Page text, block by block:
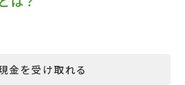
金を受け取れる